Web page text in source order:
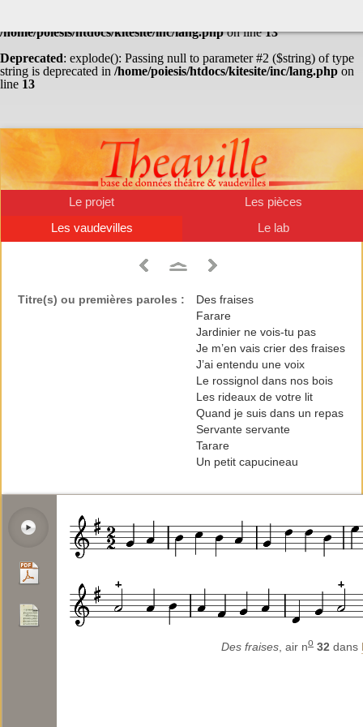
/home/poiesis/htdocs/kitesite/inc/lang.phpon line13
Deprecated: explode(): Passing null to parameter #2 ($string) of type
string is deprecated in /home/poiesis/htdocs/kitesite/inc/lang.php on
line 13
Le projet
Les pièces
Les vaudevilles
Le lab
Titre(s) ou premières paroles :
Des fraises
Farare
Jardinier ne vois-tu pas
Je m’en vais crier des fraises
J’ai entendu une voix
Le rossignol dans nos bois
Les rideaux de votre lit
Quand je suis dans un repas
Servante servante
Tarare
Un petit capucineau
Des fraises , air no 32 dans